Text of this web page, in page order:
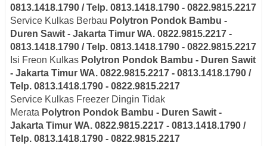
0813.1418.1790 / Telp. 0813.1418.1790 - 0822.9815.2217
Service Kulkas Berbau Polytron Pondok Bambu -
Duren Sawit - Jakarta Timur WA. 0822.9815.2217 -
0813.1418.1790 / Telp. 0813.1418.1790 - 0822.9815.2217
Isi Freon Kulkas Polytron Pondok Bambu - Duren Sawit
- Jakarta Timur WA. 0822.9815.2217 - 0813.1418.1790 /
Telp. 0813.1418.1790 - 0822.9815.2217
Service Kulkas Freezer Dingin Tidak
Merata Polytron Pondok Bambu - Duren Sawit -
Jakarta Timur WA. 0822.9815.2217 - 0813.1418.1790 /
Telp. 0813.1418.1790 - 0822.9815.2217